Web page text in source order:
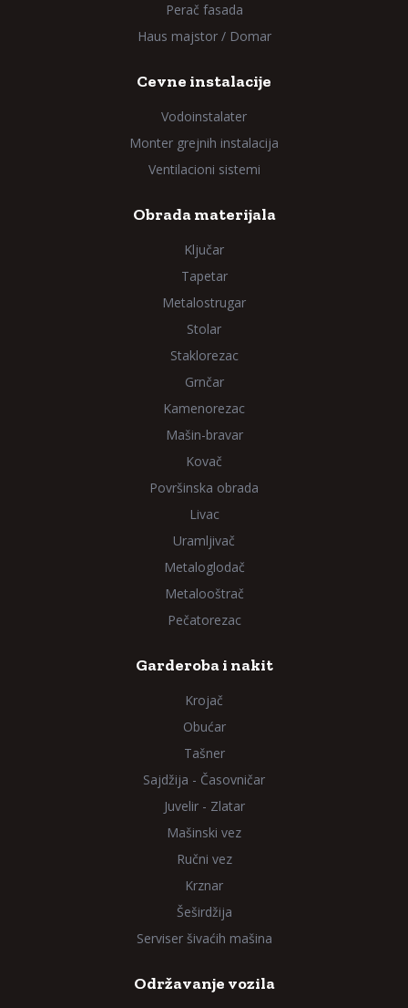
Perač fasada
Haus majstor / Domar
Cevne instalacije
Vodoinstalater
Monter grejnih instalacija
Ventilacioni sistemi
Obrada materijala
Ključar
Tapetar
Metalostrugar
Stolar
Staklorezac
Grnčar
Kamenorezac
Mašin-bravar
Kovač
Površinska obrada
Livac
Uramljivač
Metaloglodač
Metalooštrač
Pečatorezac
Garderoba i nakit
Krojač
Obućar
Tašner
Sajdžija - Časovničar
Juvelir - Zlatar
Mašinski vez
Ručni vez
Krznar
Šeširdžija
Serviser šivaćih mašina
Održavanje vozila